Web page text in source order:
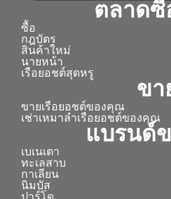
ตลาดซื้
ซื้อ
กฎบัตร
สินค้าใหม่
นายหน้า
เรือยอชต์สุดหรู
ขา
ขายเรือยอชต์ของคุณ
เช่าเหมาลำเรือยอชต์ของคุณ
แบรนด์ข
เบเนเตา
ทะเลสาบ
กาเลียน
นิมบัส